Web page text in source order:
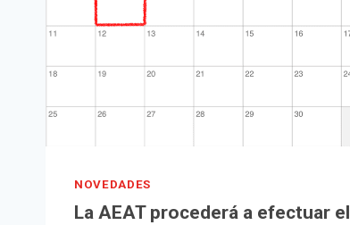
NOVEDADES
La AEAT procederá a efectuar el